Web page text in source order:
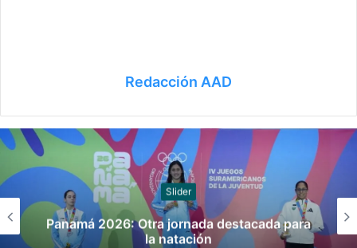
Redacción AAD
Juegos
Panamá 2026: Argentina ganó el oro
futsal en los Juegos Suramericanos